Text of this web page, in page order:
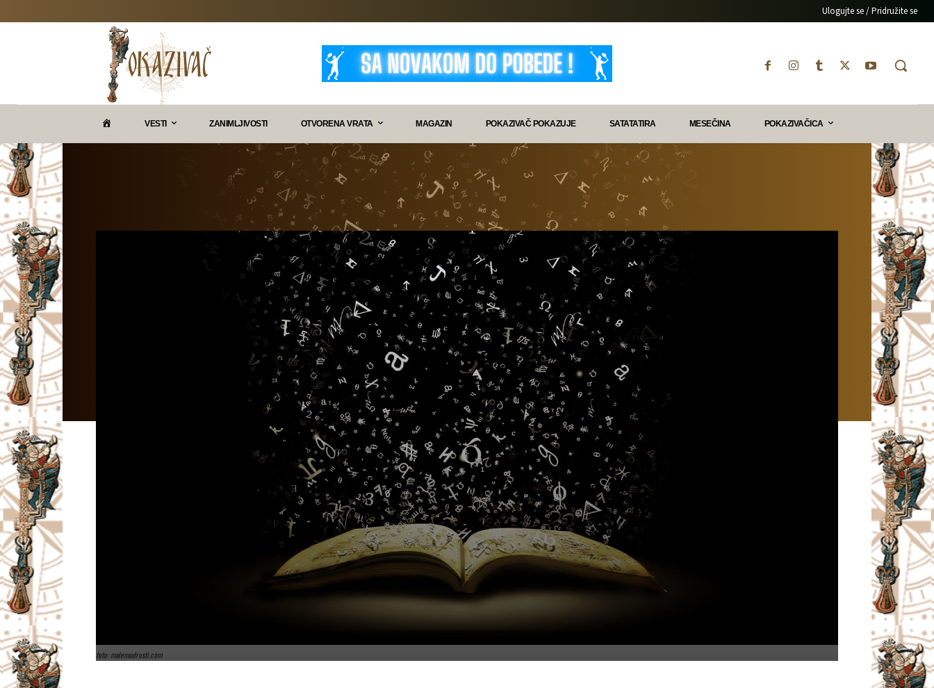
Ulogujte se / Pridružite se
VESTI ZANIMLJIVOSTI OTVORENA VRATA MAGAZIN POKAZIVAČ POKAZUJE SATATATIRA MESEČINA POKAZIVAČICA
foto: malemudrosti.com